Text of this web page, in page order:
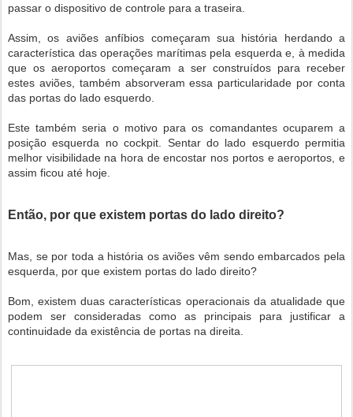
passar o dispositivo de controle para a traseira.
Assim, os aviões anfíbios começaram sua história herdando a
característica das operações marítimas pela esquerda e, à medida
que os aeroportos começaram a ser construídos para receber
estes aviões, também absorveram essa particularidade por conta
das portas do lado esquerdo.
Este também seria o motivo para os comandantes ocuparem a
posição esquerda no cockpit. Sentar do lado esquerdo permitia
melhor visibilidade na hora de encostar nos portos e aeroportos, e
assim ficou até hoje.
Então, por que existem portas do lado direito?
Mas, se por toda a história os aviões vêm sendo embarcados pela
esquerda, por que existem portas do lado direito?
Bom, existem duas características operacionais da atualidade que
podem ser consideradas como as principais para justificar a
continuidade da existência de portas na direita.